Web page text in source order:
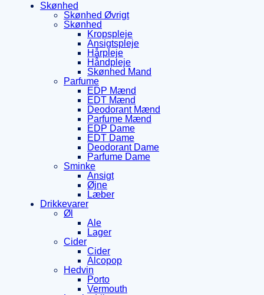
Skønhed
Skønhed Øvrigt
Skønhed
Kropspleje
Ansigtspleje
Hårpleje
Håndpleje
Skønhed Mand
Parfume
EDP Mænd
EDT Mænd
Deodorant Mænd
Parfume Mænd
EDP Dame
EDT Dame
Deodorant Dame
Parfume Dame
Sminke
Ansigt
Øjne
Læber
Drikkevarer
Øl
Ale
Lager
Cider
Cider
Alcopop
Hedvin
Porto
Vermouth